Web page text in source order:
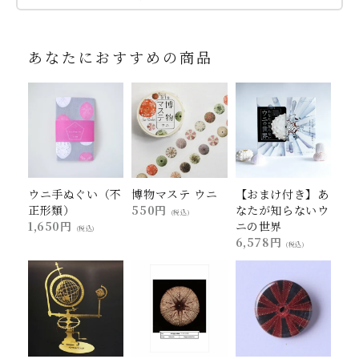
あなたにおすすめの商品
ウニ手ぬぐい（不
正形類）
1,650円
(税込)
博物マステ ウニ
550円
(税込)
【おまけ付き】あ
なたが知らないウ
ニの世界
6,578円
(税込)